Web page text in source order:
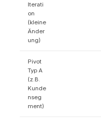
Iterati
on
(kleine
Änder
ung)
Pivot
Typ A
(z.B.
Kunde
nseg
ment)